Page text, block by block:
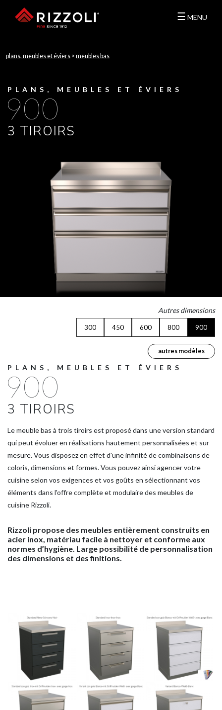
ENTREPRISE
PRODUITS
AIDES
CATALOGUES
CONSEILS
☰ MENU
plans, meubles et éviers > meubles bas
PLANS, MEUBLES ET ÉVIERS
900
3 TIROIRS
Autres dimensions
300 450 600 800 900
autres modèles
PLANS, MEUBLES ET ÉVIERS
900
3 TIROIRS
Le meuble bas à trois tiroirs est proposé dans une version standard
qui peut évoluer en réalisations hautement personnalisées et sur
mesure. Vous disposez en effet d'une infinité de combinaisons de
coloris, dimensions et formes. Vous pouvez ainsi agencer votre
cuisine selon vos exigences et vos goûts en sélectionnant vos
éléments dans l'offre complète et modulaire des meubles de
cuisine Rizzoli.
Rizzoli propose des meubles entièrement construits en
acier inox, matériau facile à nettoyer et conforme aux
normes d’hygiène. Large possibilité de personnalisation
des dimensions et des finitions.